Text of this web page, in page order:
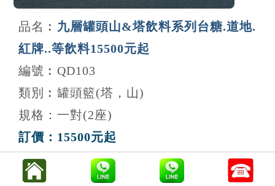
品名︰ 九層罐頭山&塔飲料系列台糖.道地.
紅牌..等飲料15500元起
編號︰QD103
類別︰罐頭籃(塔，山)
規格：一對(2座)
訂價：15500元起